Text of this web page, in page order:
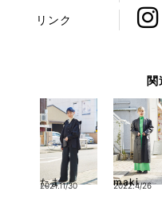
リンク
関
たま
2021.11/30 maki
2022.4/26